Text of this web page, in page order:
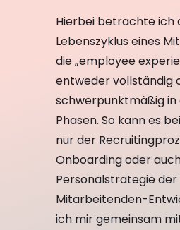
Hierbei betrachte ich
Lebenszyklus eines
die „employee
entweder vollständig
schwerpunktmäßig in
Phasen. So kann es
nur der
Onboarding oder
Personalstrategie der
Mitarbeitenden-
ich mir gemeinsam